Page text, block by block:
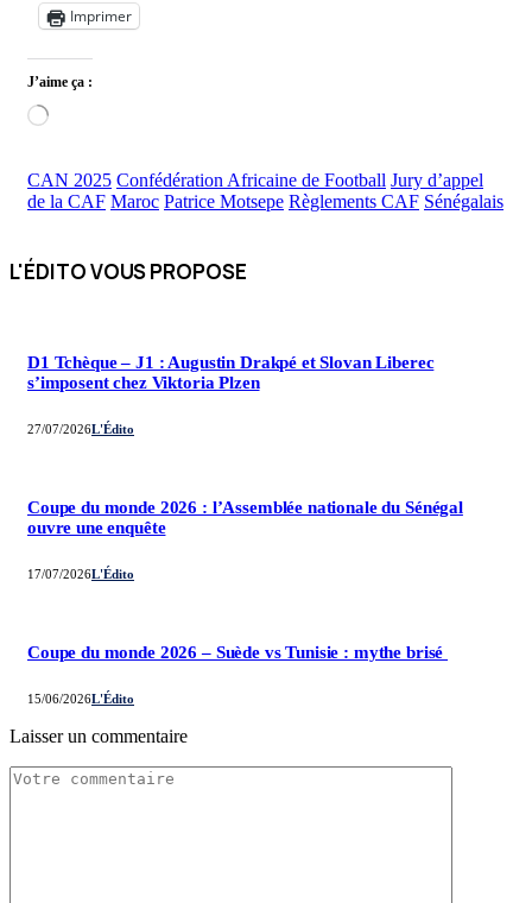
Imprimer
J’aime ça :
Chargement…
CAN 2025 Confédération Africaine de Football Jury d’appel
de la CAF Maroc Patrice Motsepe Règlements CAF Sénégalais
L'ÉDITO VOUSPROPOSE
D1 Tchèque – J1 : Augustin Drakpé et Slovan Liberec
s’imposent chez Viktoria Plzen
27/07/2026L'Édito
Coupe du monde 2026 : l’Assemblée nationale du Sénégal
ouvre une enquête
17/07/2026L'Édito
Coupe du monde 2026 – Suède vs Tunisie : mythe brisé
15/06/2026L'Édito
Laisser un commentaire